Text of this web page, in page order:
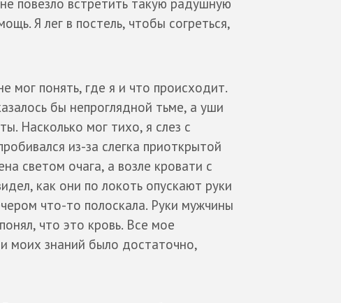
повезло встретить такую радушную
Я лег в постель, чтобы согреться,
мог понять, где я и что происходит.
бы непроглядной тьме, а уши
Насколько мог тихо, я слез с
из-за слегка приоткрытой
светом очага, а возле кровати с
как они по локоть опускают руки
что-то полоскала. Руки мужчины
что это кровь. Все мое
моих знаний было достаточно,